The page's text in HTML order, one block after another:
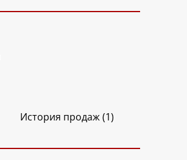
История продаж (1)